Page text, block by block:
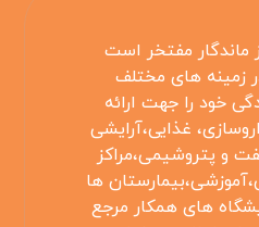
مفتخر است
زمینه های مختلف
خود را جهت ارائه
غذایی،آرایشی
و پتروشیمی،مراکز
ها
های همکار مرجع